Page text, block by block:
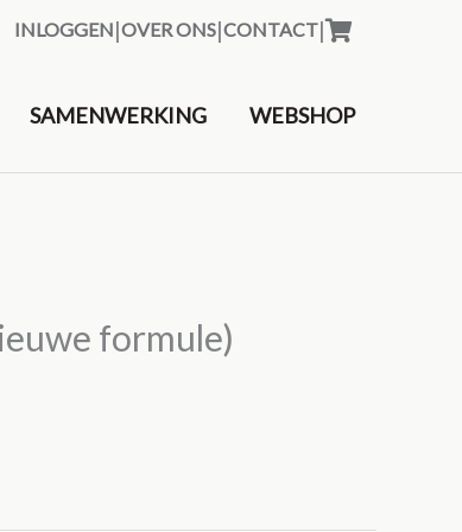
SAMENWERKING WEBSHOP
INLOGGEN|OVER ONS|CONTACT|
formule)